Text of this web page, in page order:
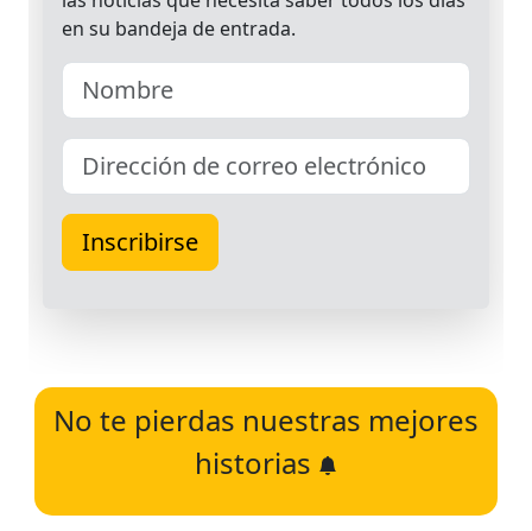
No te pierdas nuestras mejores
historias